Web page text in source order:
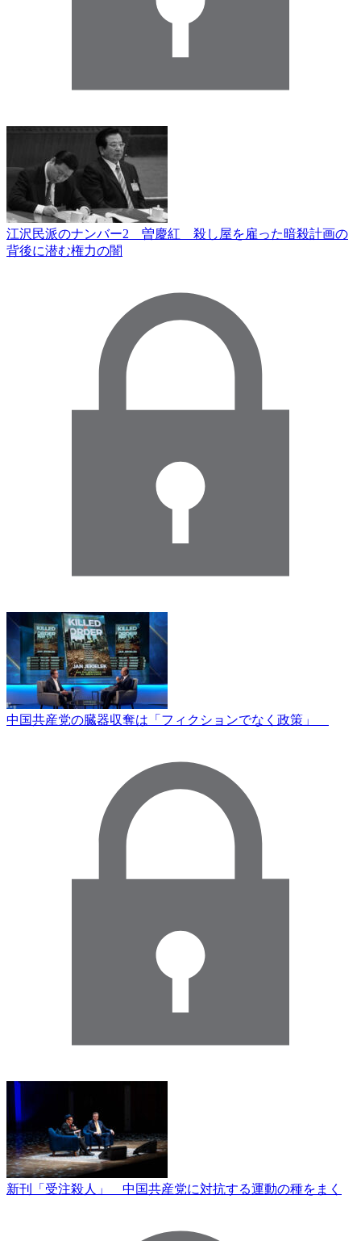
江沢民派のナンバー2 曽慶紅 殺し屋を雇った暗殺計画の
背後に潜む権力の闇
中国共産党の臓器収奪は「フィクションでなく政策」
新刊「受注殺人」 中国共産党に対抗する運動の種をまく